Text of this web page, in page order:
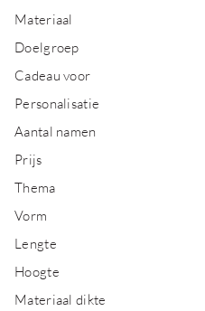
Materiaal
Doelgroep
Cadeau voor
Personalisatie
Aantal namen
Prijs
Thema
Vorm
Lengte
Hoogte
Materiaal dikte